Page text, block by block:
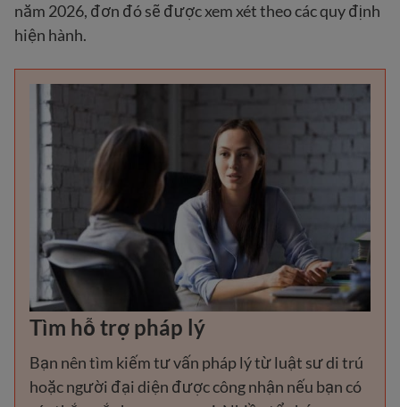
năm 2026, đơn đó sẽ được xem xét theo các quy định
hiện hành.
Tìm hỗ trợ pháp lý
Bạn nên tìm kiếm tư vấn pháp lý từ luật sư di trú
hoặc người đại diện được công nhận nếu bạn có